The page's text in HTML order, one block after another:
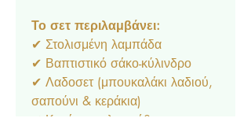
Το σετ περιλαμβάνει:
✔ Στολισμένη λαμπάδα
✔ Βαπτιστικό σάκο-κύλινδρο
✔ Λαδοσετ (μπουκαλάκι λαδιού,
σαπούνι & κεράκια)
✔ Κεράκια κολυμπήθρας